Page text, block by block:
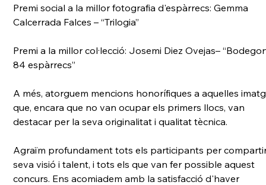
Premi social a la millor fotografia d'espàrrecs: Gemma
Calcerrada Falces – “Trilogia”
Premi a la millor col·lecció: Josemi Diez Ovejas–
84 espàrrecs”
A més, atorguem mencions honorífiques a aquelles
que, encara que no van ocupar els primers llocs, van
destacar per la seva originalitat i qualitat tècnica.
Agraïm profundament tots els participants per
seva visió i talent, i tots els que van fer possible aquest
concurs. Ens acomiadem amb la satisfacció d'haver